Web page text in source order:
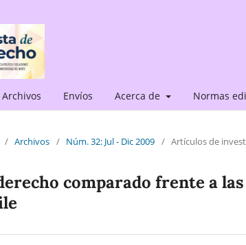
Archivos Envíos Acerca de Normas
/ Archivos / Núm. 32: Jul - Dic 2009 / Artículos de
comparado frente a